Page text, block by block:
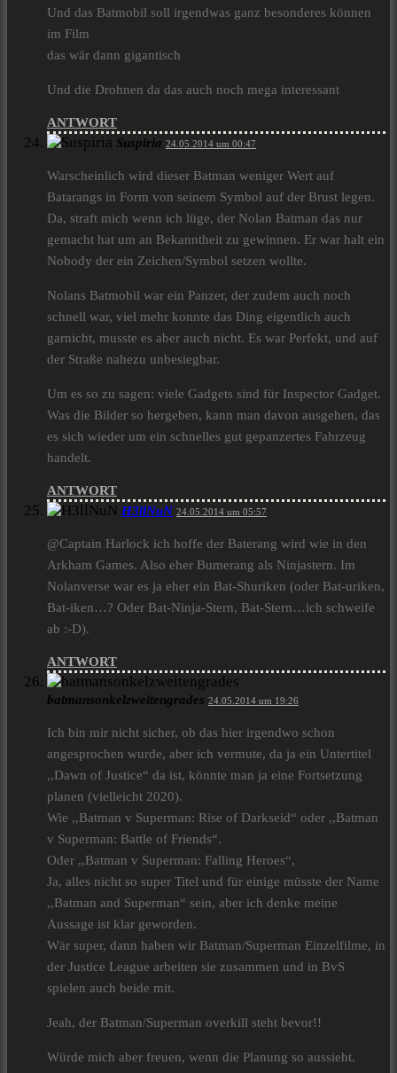
Und das Batmobil soll irgendwas ganz besonderes können
im Film
das wär dann gigantisch
Und die Drohnen da das auch noch mega interessant
ANTWORT
Suspiria 24.05.2014 um 00:47
Warscheinlich wird dieser Batman weniger Wert auf
Batarangs in Form von seinem Symbol auf der Brust legen.
Da, straft mich wenn ich lüge, der Nolan Batman das nur
gemacht hat um an Bekanntheit zu gewinnen. Er war halt ein
Nobody der ein Zeichen/Symbol setzen wollte.
Nolans Batmobil war ein Panzer, der zudem auch noch
schnell war, viel mehr konnte das Ding eigentlich auch
garnicht, musste es aber auch nicht. Es war Perfekt, und auf
der Straße nahezu unbesiegbar.
Um es so zu sagen: viele Gadgets sind für Inspector Gadget.
Was die Bilder so hergeben, kann man davon ausgehen, das
es sich wieder um ein schnelles gut gepanzertes Fahrzeug
handelt.
ANTWORT
H3llNuN 24.05.2014 um 05:57
@Captain Harlock ich hoffe der Baterang wird wie in den
Arkham Games. Also eher Bumerang als Ninjastern. Im
Nolanverse war es ja eher ein Bat-Shuriken (oder Bat-uriken,
Bat-iken…? Oder Bat-Ninja-Stern, Bat-Stern…ich schweife
ab :-D).
ANTWORT
batmansonkelzweitengrades 24.05.2014 um 19:26
Ich bin mir nicht sicher, ob das hier irgendwo schon
angesprochen wurde, aber ich vermute, da ja ein Untertitel
,,Dawn of Justice“ da ist, könnte man ja eine Fortsetzung
planen (vielleicht 2020).
Wie ,,Batman v Superman: Rise of Darkseid“ oder ,,Batman
v Superman: Battle of Friends“.
Oder ,,Batman v Superman: Falling Heroes“,
Ja, alles nicht so super Titel und für einige müsste der Name
,,Batman and Superman“ sein, aber ich denke meine
Aussage ist klar geworden.
Wär super, dann haben wir Batman/Superman Einzelfilme, in
der Justice League arbeiten sie zusammen und in BvS
spielen auch beide mit.
Jeah, der Batman/Superman overkill steht bevor!!
Würde mich aber freuen, wenn die Planung so aussieht.